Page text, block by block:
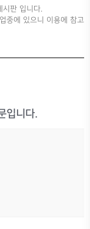
시판 입니다.
중에 있으니 이용에 참고
입니다.